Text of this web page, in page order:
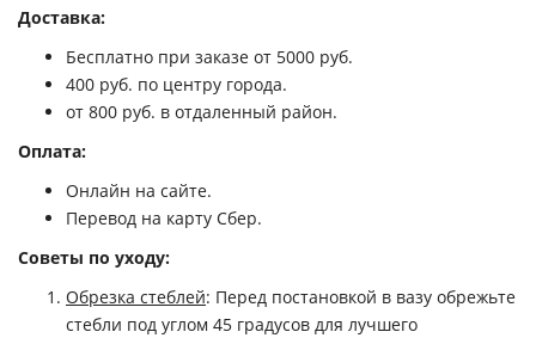
Доставка:
Бесплатно при заказе от 5000 руб.
400 руб. по центру города.
от 800 руб. в отдаленный район.
Оплата:
Онлайн на сайте.
Перевод на карту Сбер.
Советы по уходу:
Обрезка стеблей: Перед постановкой в вазу обрежьте
стебли под углом 45 градусов для лучшего